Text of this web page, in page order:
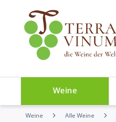
Weine
Weine Alle Weine